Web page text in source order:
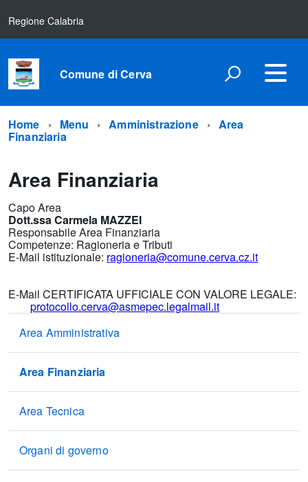
Regione Calabria
Comune di Cerva
Home Menu Amministrazione Area
Finanziaria
Area Finanziaria
Capo Area
Dott.ssa Carmela MAZZEI
Responsabile Area Finanziaria
Competenze: Ragioneria e Tributi
E-Mail istituzionale: ragioneria@comune.cerva.cz.it
E-Mail CERTIFICATA UFFICIALE CON VALORE LEGALE:
protocollo.cerva@asmepec.legalmail.it
Area Amministrativa
Area Finanziaria
Area Tecnica
Organi di governo